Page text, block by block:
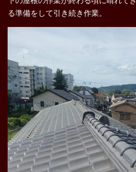
る準備をして引き続き作業。